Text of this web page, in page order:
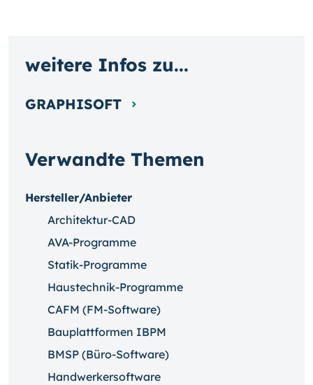
Verwandte Themen
Hersteller/Anbieter
Architektur-CAD
AVA-Programme
Statik-Programme
Haustechnik-Programme
CAFM (FM-Software)
Bauplattformen IBPM
BMSP (Büro-Software)
Handwerkersoftware
weitere Infos zu...
GRAPHISOFT